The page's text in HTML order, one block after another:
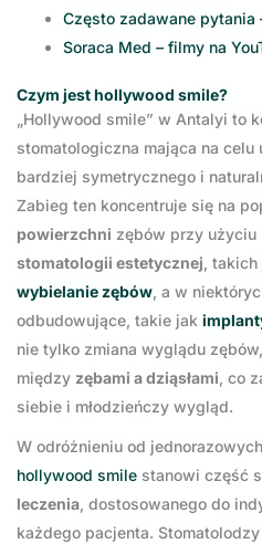
Często zadawane
Soraca Med – filmy na
Czym jest hollywood smile?
„Hollywood smile” w Antalyi to
stomatologiczna mająca na
bardziej symetrycznego i
Zabieg ten koncentruje się na
powierzchni zębów przy użyciu
stomatologii estetycznej, takich
wybielanie zębów, a w
odbudowujące, takie jak
nie tylko zmiana wyglądu
między zębami a dziąsłami, co
siebie i młodzieńczy wygląd.
W odróżnieniu od
hollywood smile stanowi część
leczenia, dostosowanego do
każdego pacjenta.